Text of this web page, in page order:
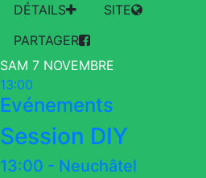
DÉTAILS
SITE
PARTAGER
SAM 7 NOVEMBRE
13:00
Evénements
Session DIY
13:00 - Neuchâtel